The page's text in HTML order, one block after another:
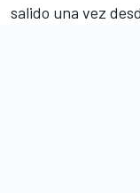
salido una vez